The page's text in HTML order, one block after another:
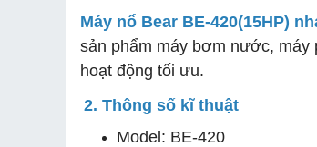
Máy nổ Bear BE-420(15HP)
sản phẩm máy bơm nước, máy
hoạt động tối ưu.
2. Thông số kĩ thuật
Model: BE-420